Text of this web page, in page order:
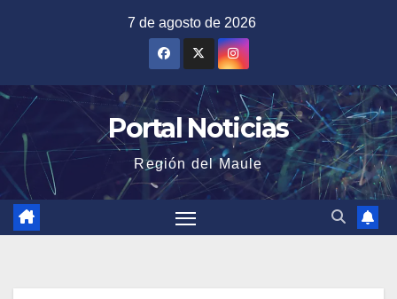
7 de agosto de 2026
Portal Noticias
Región del Maule